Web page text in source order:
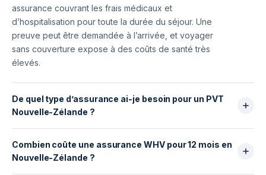
assurance couvrant les frais médicaux et
d’hospitalisation pour toute la durée du séjour. Une
preuve peut être demandée à l’arrivée, et voyager
sans couverture expose à des coûts de santé très
élevés.
De quel type d’assurance ai-je besoin pour un PVT
Nouvelle-Zélande ?
Il faut une assurance longue durée incluant frais
médicaux, hospitalisation, assistance 24/7,
rapatriement et responsabilité civile. Elle doit être
valable pendant toute la durée du WHV et adaptée
Combien coûte une assurance WHV pour 12 mois en
Nouvelle-Zélande ?